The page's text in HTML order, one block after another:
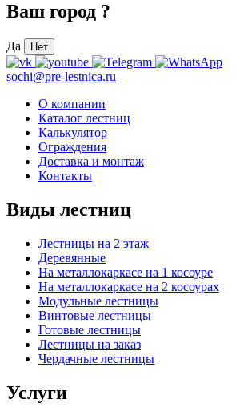
Ваш город ?
Да Нет
sochi@pre-lestnica.ru
О компании
Каталог лестниц
Калькулятор
Ограждения
Доставка и монтаж
Контакты
Виды лестниц
Лестницы на 2 этаж
Деревянные
На металлокаркасе на 1 косоуре
На металлокаркасе на 2 косоурах
Модульные лестницы
Винтовые лестницы
Готовые лестницы
Лестницы на заказ
Чердачные лестницы
Услуги